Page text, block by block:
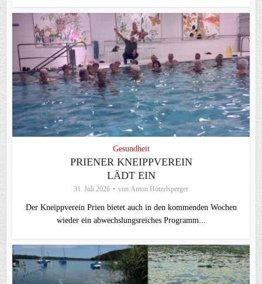
Gesundheit
PRIENER KNEIPPVEREIN
LÄDT EIN
31. Juli 2026 von Anton Hötzelsperger
Der Kneippverein Prien bietet auch in den kommenden Wochen
wieder ein abwechslungsreiches Programm...